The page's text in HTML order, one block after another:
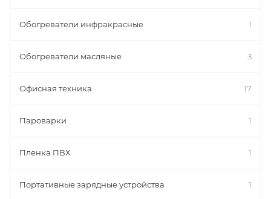
Обогреватели инфракрасные 1
Обогреватели масляные 3
Офисная техника 17
Пароварки 1
Пленка ПВХ 1
Портативные зарядные устройства 1